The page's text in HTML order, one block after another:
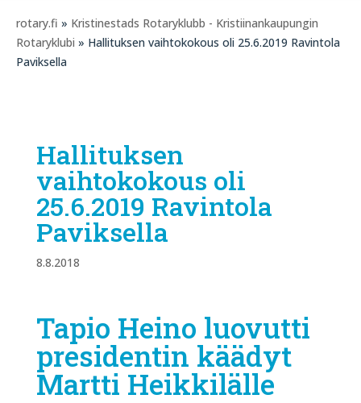
rotary.fi » Kristinestads Rotaryklubb - Kristiinankaupungin
Rotaryklubi » Hallituksen vaihtokokous oli 25.6.2019 Ravintola
Paviksella
Hallituksen
vaihtokokous oli
25.6.2019 Ravintola
Paviksella
8.8.2018
Tapio Heino luovutti
presidentin käädyt
Martti Heikkilälle